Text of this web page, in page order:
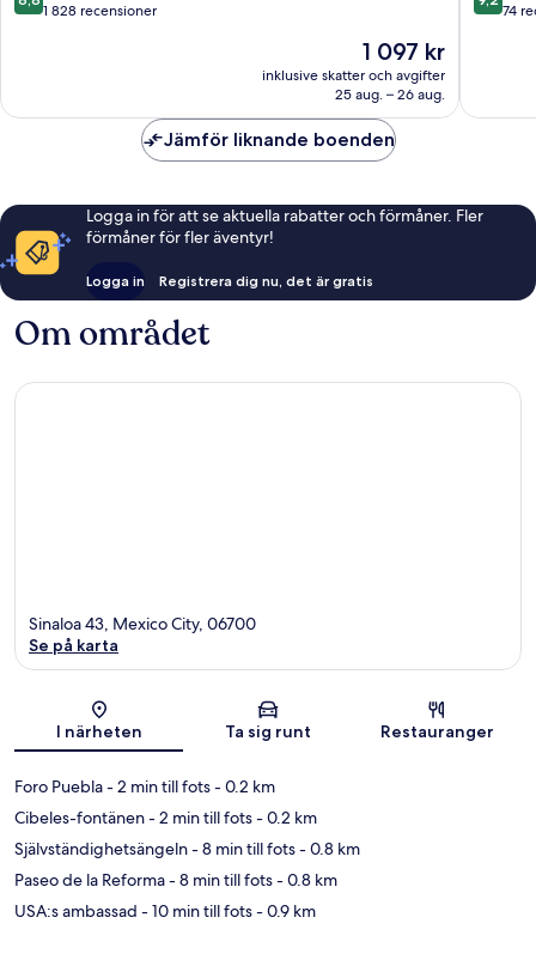
av
1 828 recensioner
Priset
1 097 kr
1 097 kr
inklusive skatter och avgifter
25 aug. – 26 aug.
av
74
Jämför liknande boenden
Logga in för att se aktuella rabatter och förmåner. Fler
förmåner för fler äventyr!
Logga in Registrera dig nu, det är gratis
Om området
Karta
Sinaloa 43, Mexico City, 06700
Se på karta
I närheten Ta sig runt Restauranger
Foro Puebla- 2 min till fots- 0.2 km
Cibeles-fontänen- 2 min till fots- 0.2 km
Självständighetsängeln- 8 min till fots- 0.8 km
Paseo de la Reforma- 8 min till fots- 0.8 km
USA:s ambassad - 10 min till fots- 0.9 km